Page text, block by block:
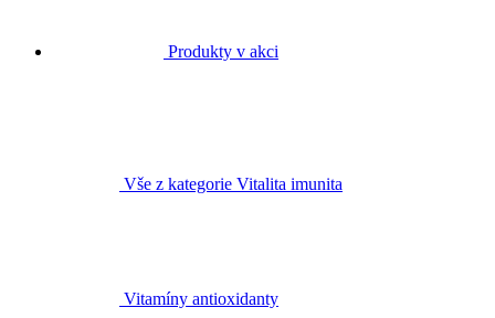
Produkty v akci
Vše z kategorie Vitalita imunita
Vitamíny antioxidanty